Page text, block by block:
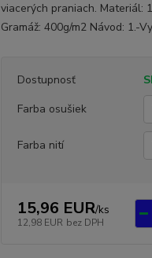
viacerých praniach. Materiál:
Gramáž: 400g/m2 Návod: 1.-
Dostupnosť
Farba osušiek
Farba nití
15,96 EUR/ks
12,98 EUR bez DPH